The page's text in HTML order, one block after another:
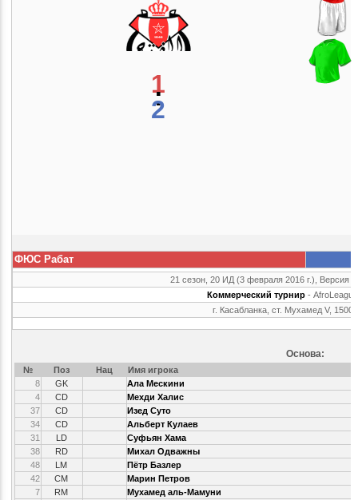
1
:
2
ФЮС Рабат
21 сезон, 20 ИД (3 февраля 2016 г.), Версия
Коммерческий турнир-
г. Касабланка, ст. Мухамед V,
Основа:
№ Поз Нац
Имя игрока
8
GK
Ала Мескини
4
CD
Мехди Халис
37
CD
Изед Суто
34
CD
Альберт Кулаев
31
LD
Суфьян Хама
38
RD
Михал Одважны
48
LM
Пётр Базлер
42
CM
Марин Петров
7
RM
Мухамед аль-Мамуни